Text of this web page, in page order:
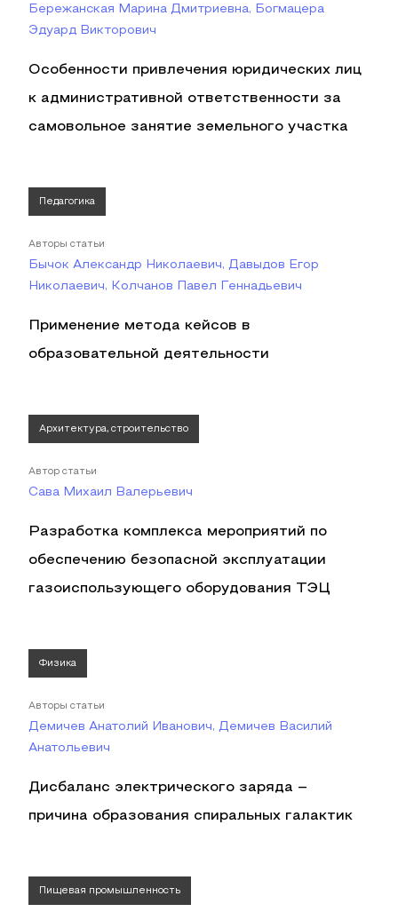
Бережанская Марина Дмитриевна, Богмацера
Эдуард Викторович
Особенности привлечения юридических лиц
к административной ответственности за
самовольное занятие земельного участка
Педагогика
Авторы статьи
Бычок Александр Николаевич, Давыдов Егор
Николаевич, Колчанов Павел Геннадьевич
Применение метода кейсов в
образовательной деятельности
Архитектура, строительство
Автор статьи
Сава Михаил Валерьевич
Разработка комплекса мероприятий по
обеспечению безопасной эксплуатации
газоиспользующего оборудования ТЭЦ
Физика
Авторы статьи
Демичев Анатолий Иванович, Демичев Василий
Анатольевич
Дисбаланс электрического заряда –
причина образования спиральных галактик
Пищевая промышленность